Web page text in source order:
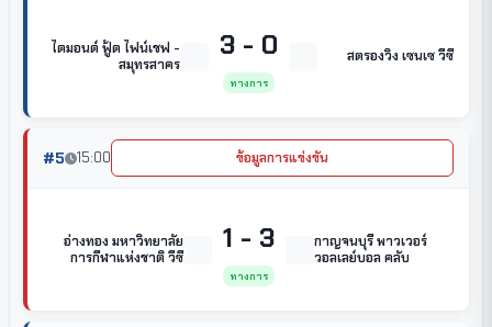
ไดมอนด์ ฟู้ด ไฟน์เชฟ -
สมุทรสาคร
3 - 0
ทางการ
สตรองวิง เซนเซ วีซี
#5 15:00 ข้อมูลการแข่งขัน
อ่างทอง มหาวิทยาลัย
การกีฬาแห่งชาติ วีซี
1 - 3
ทางการ
กาญจนบุรี พาวเวอร์
วอลเลย์บอล คลับ